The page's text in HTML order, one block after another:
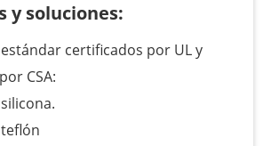
y soluciones:
certificados por UL y
CSA: